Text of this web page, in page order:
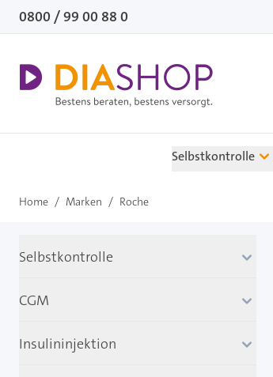
Direkt zum Inhalt
0800 / 99 00 88 0
Selbstkontrolle
Home / Marken / Roche
Selbstkontrolle
CGM
Insulininjektion